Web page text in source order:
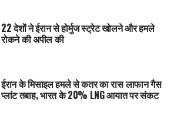
22 देशों ने ईरान से होर्मुज स्ट्रेट खोलने और हमले
रोकने की अपील की
ईरान के मिसाइल हमले से कतर का रास लाफान गैस
प्लांट तबाह, भारत के 20% LNG आयात पर संकट